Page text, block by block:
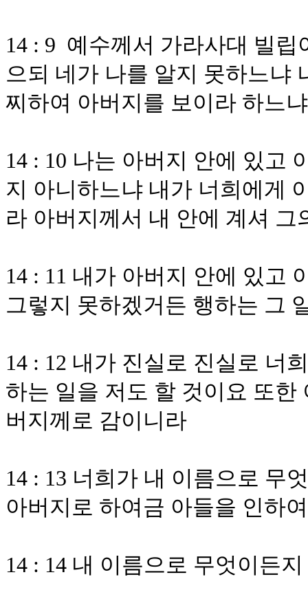
14 : 9 예수께서 가라사대 빌
으되 네가 나를 알지 못하느냐
찌하여 아버지를 보이라 하느냐
14 : 10 나는 아버지 안에 있고
지 아니하느냐 내가 너희에게
라 아버지께서 내 안에 계셔 그
14 : 11 내가 아버지 안에 있고
그렇지 못하겠거든 행하는 그
14 : 12 내가 진실로 진실로 너
하는 일을 저도 할 것이요 또
버지께로 감이니라
14 : 13 너희가 내 이름으로 무
아버지로 하여금 아들을 인하
14 : 14 내 이름으로 무엇이든